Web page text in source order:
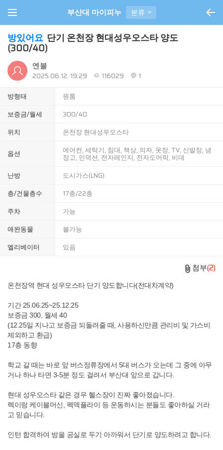
부산대 마이피누 분류
방있어요 단기 온천장 현대성우오스타 양도
(300/40)
엔블
2025.06.12. 19:29 116029
1
방형태
원룸
보증금/월세
300/40
위치
온천장 현대성우오스타
옵션 에어컨, 세탁기, 침대, 책상, 의자, 옷장, TV, 신발장, 냉
장고, 인덕션, 전자레인지, 전자도어락, 비데
난방
도시가스(LNG)
층/건물층수
17층/22층
주차
가능
애완동물
불가능
엘리베이터
있음
첨부(2)
온천장역 현대 성우오스타 단기 양도합니다(전대차계약)
기간 25.06.25~25.12.25
보증금 300, 월세 40
(12.25일 지나고 보증금 되돌려줄 때, 사용하신만큼 관리비 및 가스비
제외하고 환급)
17층 동향
학교 갈 때는 바로 앞 버스정류장에서 5대 버스가 오는데 그 중에 아무
거나 하나 타면 3-5분 정도 걸려서 부산대 앞으로 갑니다.
현대 성우오스타 같은 경우 헬스장이 진짜 좋아졌습니다.
렉이랑 케이블머신, 펙덱플라이 등 운동하시는 분들도 좋아하실 거라
고 믿습니다.
인턴 합격하여 방을 공실로 두기 아까워서 단기로 양도하려고 합니다.